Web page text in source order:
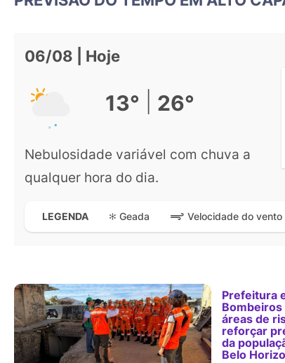
06/08 | Hoje
13° 26°
Nebulosidade variável com chuva a
qualquer hora do dia.
LEGENDA Geada Velocidade do vento
Prefeitura
Bombeiros
áreas de
reforçar
da
Belo